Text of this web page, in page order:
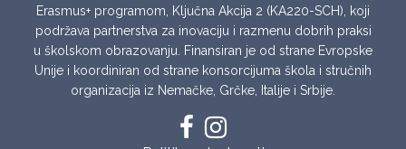
Erasmus+ programom, Ključna Akcija 2 (KA220-SCH), koji
podržava partnerstva za inovaciju i razmenu dobrih praksi
u školskom obrazovanju. Finansiran je od strane Evropske
Unije i koordiniran od strane konsorcijuma škola i stručnih
organizacija iz Nemačke, Grčke, Italije i Srbije.